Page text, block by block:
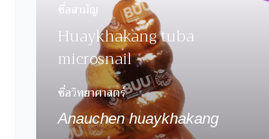
ชื่อสามัญ
Huaykhakang tuba
microsnail
ชื่อวิทยาศาสตร์
Anauchen huaykhakang